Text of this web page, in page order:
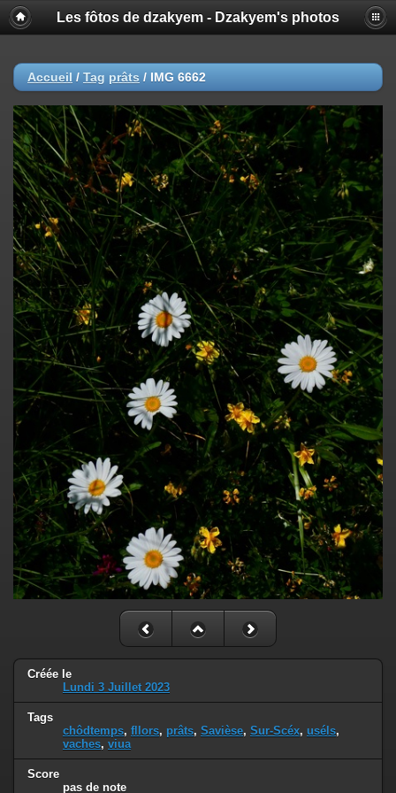
Les fôtos de dzakyem - Dzakyem's photos
Accueil / Tag prâts / IMG 6662
Créée le
Lundi 3 Juillet 2023
Tags
chôdtemps, fllors, prâts, Savièse, Sur-Scéx, uséls,
vaches, viua
Score
pas de note